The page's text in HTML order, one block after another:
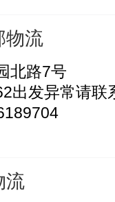
物流
北路7号
出发异常请联
流